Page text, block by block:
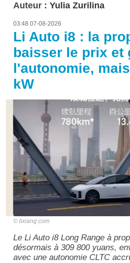
Auteur : Yulia Zurilina
03:48 07-08-2026
Li Auto i8 : la
baisser le prix et
l'autonomie,
kW
lixiang.com
Le Li Auto i8 Long Range à
désormais à 309 800 yuans,
avec une autonomie CLTC